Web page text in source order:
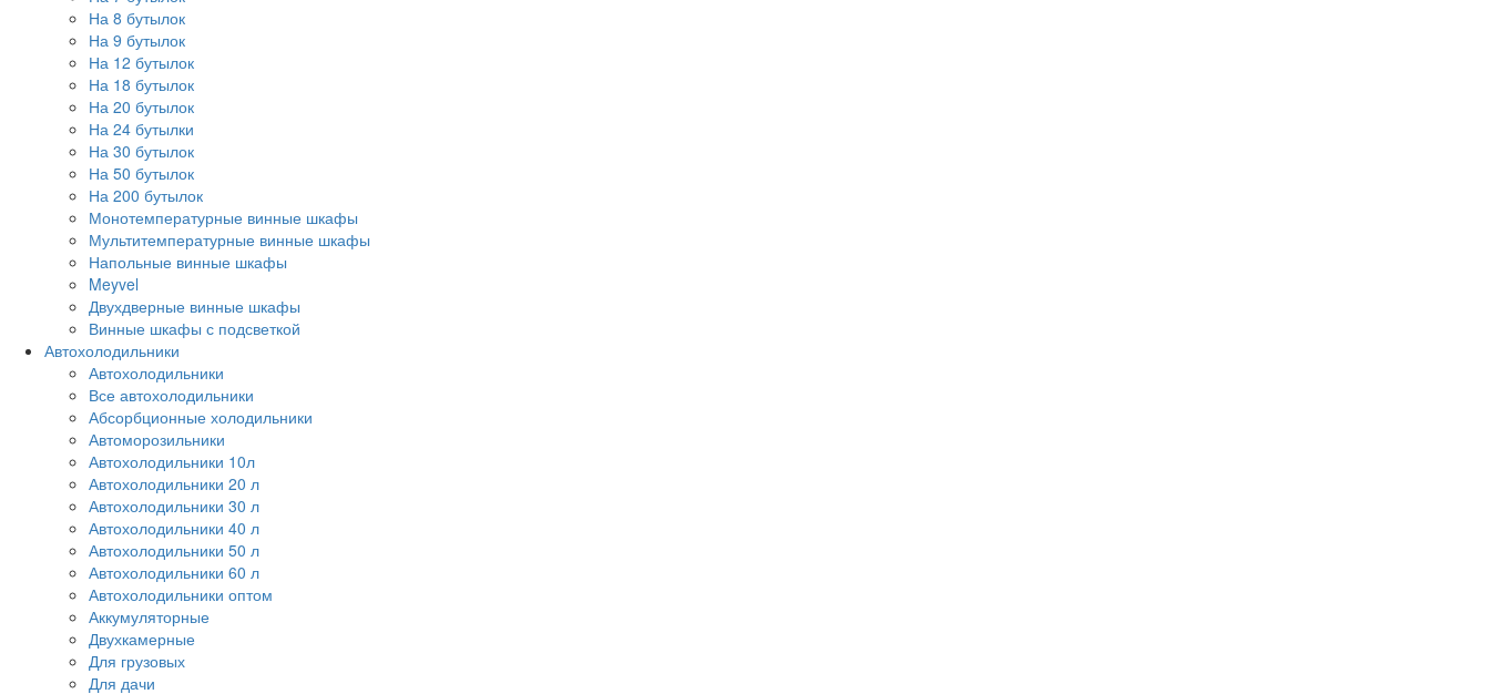
На 8 бутылок
На 9 бутылок
На 12 бутылок
На 18 бутылок
На 20 бутылок
На 24 бутылки
На 30 бутылок
На 50 бутылок
На 200 бутылок
Монотемпературные винные шкафы
Мультитемпературные винные шкафы
Напольные винные шкафы
Meyvel
Двухдверные винные шкафы
Винные шкафы с подсветкой
Автохолодильники
Автохолодильники
Все автохолодильники
Абсорбционные холодильники
Автоморозильники
Автохолодильники 10л
Автохолодильники 20 л
Автохолодильники 30 л
Автохолодильники 40 л
Автохолодильники 50 л
Автохолодильники 60 л
Автохолодильники оптом
Аккумуляторные
Двухкамерные
Для грузовых
Для дачи